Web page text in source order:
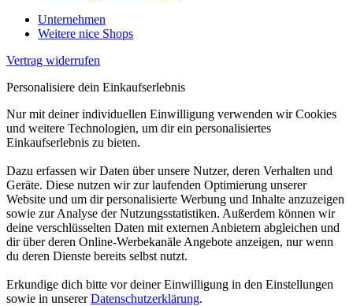
Unternehmen
Weitere nice Shops
Vertrag widerrufen
Personalisiere dein Einkaufserlebnis
Nur mit deiner individuellen Einwilligung verwenden wir Cookies
und weitere Technologien, um dir ein personalisiertes
Einkaufserlebnis zu bieten.
Dazu erfassen wir Daten über unsere Nutzer, deren Verhalten und
Geräte. Diese nutzen wir zur laufenden Optimierung unserer
Website und um dir personalisierte Werbung und Inhalte anzuzeigen
sowie zur Analyse der Nutzungsstatistiken. Außerdem können wir
deine verschlüsselten Daten mit externen Anbietern abgleichen und
dir über deren Online-Werbekanäle Angebote anzeigen, nur wenn
du deren Dienste bereits selbst nutzt.
Erkundige dich bitte vor deiner Einwilligung in den Einstellungen
sowie in unsererDatenschutzerklärung.